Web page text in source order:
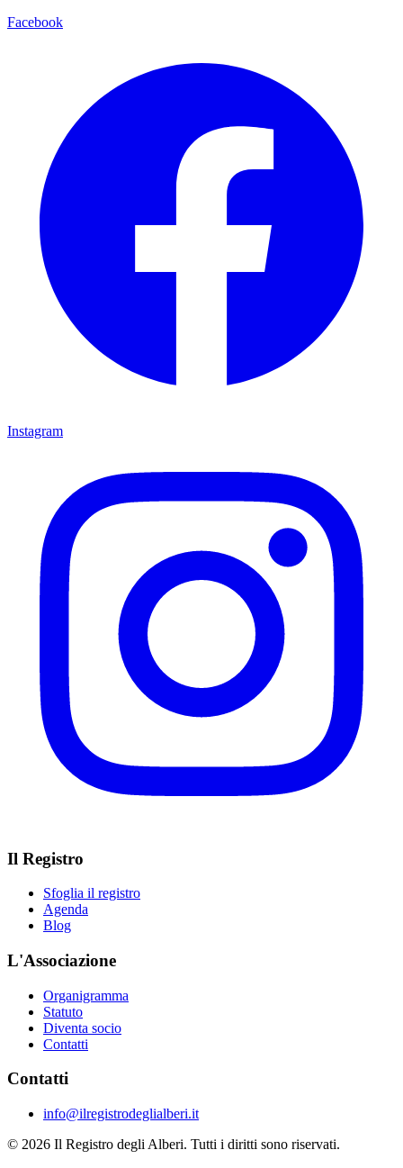
Facebook
Instagram
Il Registro
Sfoglia il registro
Agenda
Blog
L'Associazione
Organigramma
Statuto
Diventa socio
Contatti
Contatti
info@ilregistrodeglialberi.it
© 2026 Il Registro degli Alberi. Tutti i diritti sono riservati.